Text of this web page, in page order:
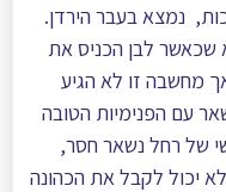
נמצא בעבר הירדן.
שכאשר לבן הכניס את
מחשבה זו לא הגיע
עם הפנימיות הטובה
של רחל נשאר חסר,
יכול לקבל את הכהונה